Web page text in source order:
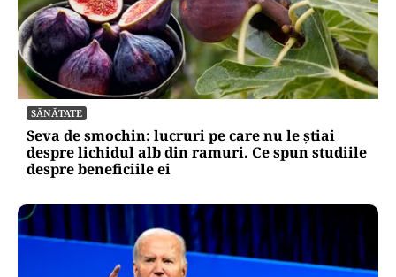
SĂNĂTATE
Seva de smochin: lucruri pe care nu le știai
despre lichidul alb din ramuri. Ce spun studiile
despre beneficiile ei